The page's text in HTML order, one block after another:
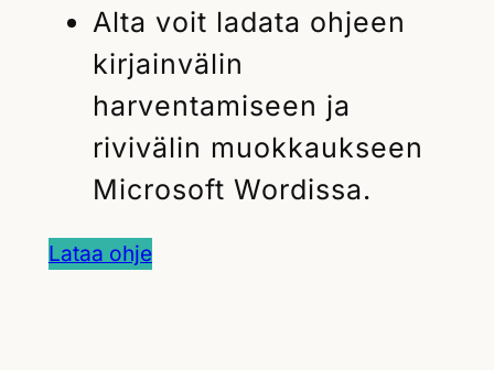
Alta voit ladata ohjeen
kirjainvälin
harventamiseen ja
rivivälin muokkaukseen
Microsoft Wordissa.
Lataa ohje